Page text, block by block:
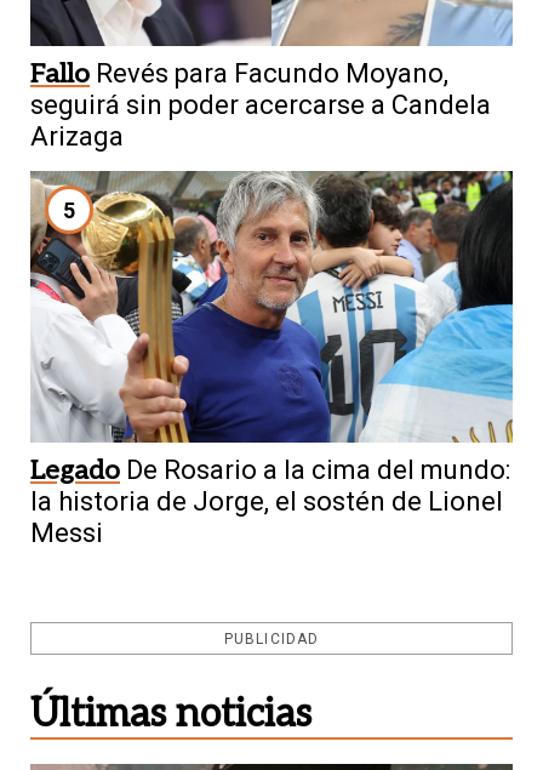
Fallo Revés para Facundo Moyano,
seguirá sin poder acercarse a Candela
Arizaga
5
Legado De Rosario a la cima del mundo:
la historia de Jorge, el sostén de Lionel
Messi
PUBLICIDAD
Últimas noticias